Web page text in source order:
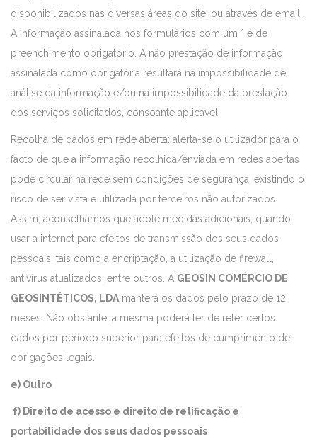
disponibilizados nas diversas áreas do site, ou através de email.
A informação assinalada nos formulários com um * é de
preenchimento obrigatório. A não prestação de informação
assinalada como obrigatória resultará na impossibilidade de
análise da informação e/ou na impossibilidade da prestação
dos serviços solicitados, consoante aplicável.
Recolha de dados em rede aberta: alerta-se o utilizador para o
facto de que a informação recolhida/enviada em redes abertas
pode circular na rede sem condições de segurança, existindo o
risco de ser vista e utilizada por terceiros não autorizados.
Assim, aconselhamos que adote medidas adicionais, quando
usar a internet para efeitos de transmissão dos seus dados
pessoais, tais como a encriptação, a utilização de firewall,
antivírus atualizados, entre outros. A GEOSIN COMÉRCIO DE
GEOSINTÉTICOS, LDA manterá os dados pelo prazo de 12
meses. Não obstante, a mesma poderá ter de reter certos
dados por período superior para efeitos de cumprimento de
obrigações legais.
e) Outro
f) Direito de acesso e direito de retificação e
portabilidade dos seus dados pessoais